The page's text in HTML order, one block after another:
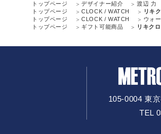
トップページ デザイナー紹介 渡辺 力
トップページ
CLOCK / WATCH
リキ
トップページ
CLOCK / WATCH ウォ
トップページ
ギフト可能商品 リキク
105-0004 東
TEL